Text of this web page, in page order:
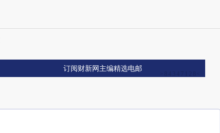
订阅财新网主编精选电邮